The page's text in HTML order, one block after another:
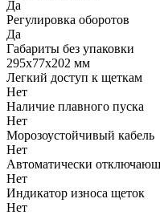
Да
Регулировка оборотов
Да
Габариты без упаковки
295х77х202 мм
Легкий доступ к щеткам
Нет
Наличие плавного пуска
Нет
Морозоустойчивый кабель
Нет
Автоматически
Нет
Индикатор износа щеток
Нет